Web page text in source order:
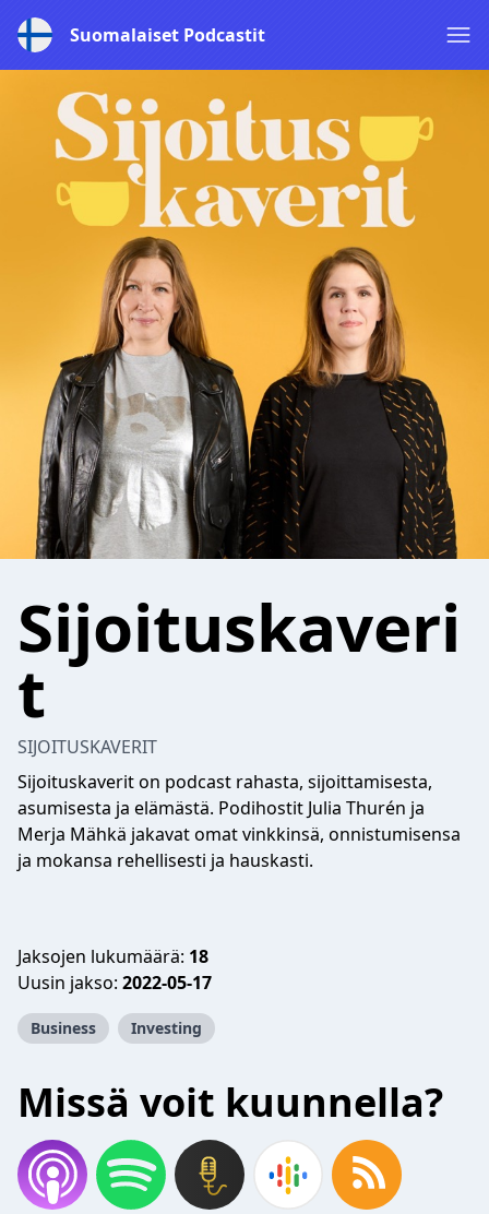
Suomalaiset Podcastit
Sijoituskaveri
t
SIJOITUSKAVERIT
Sijoituskaverit on podcast rahasta, sijoittamisesta,
asumisesta ja elämästä. Podihostit Julia Thurén ja
Merja Mähkä jakavat omat vinkkinsä, onnistumisensa
ja mokansa rehellisesti ja hauskasti.
Jaksojen lukumäärä: 18
Uusin jakso: 2022-05-17
Business Investing
Missä voit kuunnella?